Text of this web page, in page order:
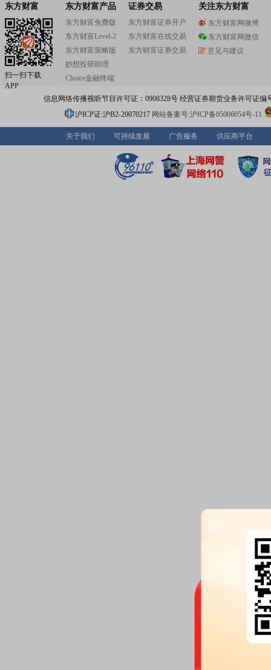
东方财富
扫一扫下载
APP
东方财富产品
东方财富免费版
东方财富Level-2
东方财富策略版
妙想投研助理
Choice金融终端
证券交易
东方财富证券开户
东方财富在线交易
东方财富证券交易
关注东方财富
东方财富网微博
东方财富网微信
意见与建议
信息网络传播视听节目许可证：0908328号 经营证券期货业务许可证编
沪ICP证:沪B2-20070217 网站备案号:沪ICP备05006054号-11
关于我们 可持续发展 广告服务 供应商平台